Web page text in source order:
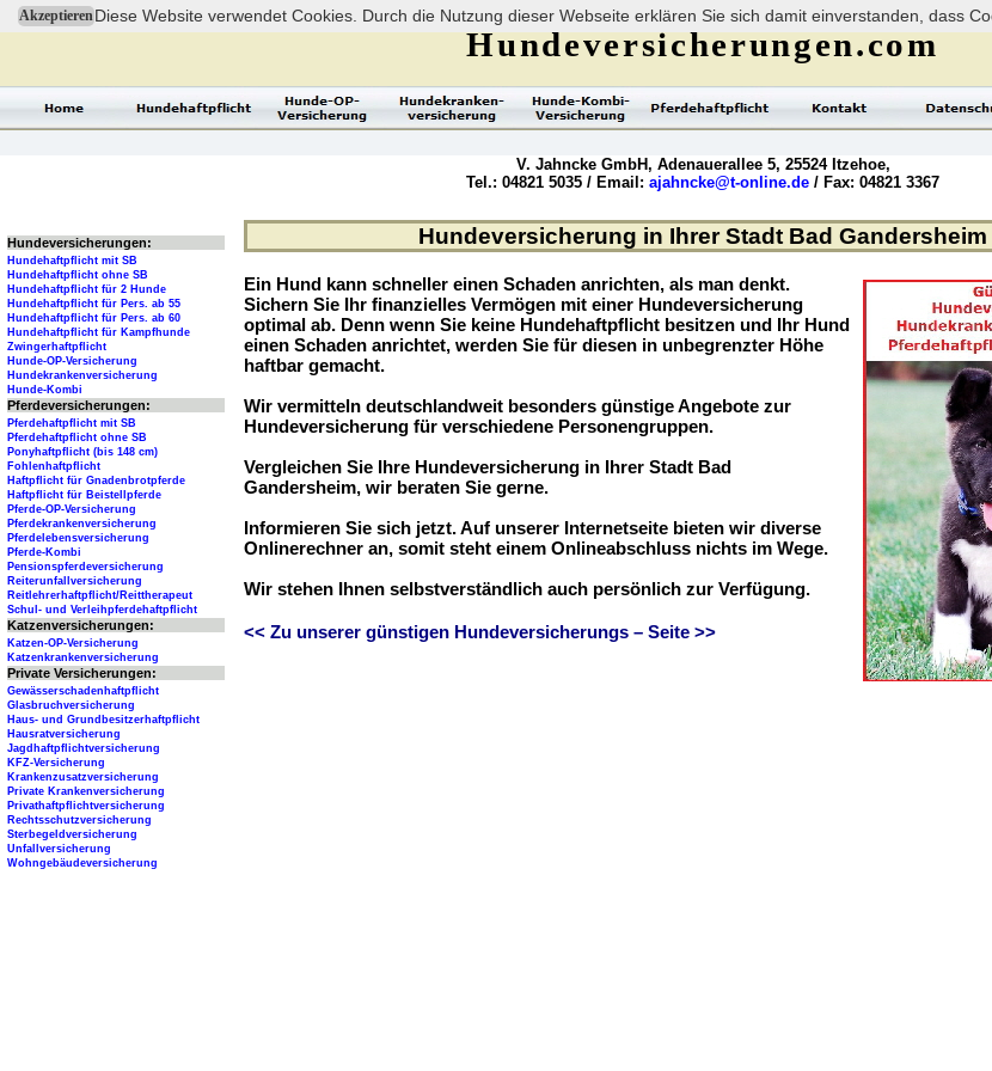
AkzeptierenDiese Website verwendet Cookies. Durch die Nutzung dieser Webseite erklären Sie sich damit einverstanden, dass
Hundeversicherung in Ihrer Stadt Bad Gandersheim
Ein Hund kann schneller einen Schaden anrichten, als man denkt.
Sichern Sie Ihr finanzielles Vermögen mit einer Hundeversicherung
optimal ab. Denn wenn Sie keine Hundehaftpflicht besitzen und Ihr Hund
einen Schaden anrichtet, werden Sie für diesen in unbegrenzter Höhe
haftbar gemacht.
Wir vermitteln deutschlandweit besonders günstige Angebote zur
Hundeversicherung für verschiedene Personengruppen.
Vergleichen Sie Ihre Hundeversicherung in Ihrer Stadt Bad
Gandersheim, wir beraten Sie gerne.
Informieren Sie sich jetzt. Auf unserer Internetseite bieten wir diverse
Onlinerechner an, somit steht einem Onlineabschluss nichts im Wege.
Wir stehen Ihnen selbstverständlich auch persönlich zur Verfügung.
<< Zu unserer günstigen Hundeversicherungs – Seite >>
Hundeversicherungen.com
V. Jahncke GmbH, Adenauerallee 5, 25524 Itzehoe,
Tel.: 04821 5035 / Email: ajahncke@t-online.de / Fax: 04821 3367
Hundeversicherungen:
Hundehaftpflicht mit SB
Hundehaftpflicht ohne SB
Hundehaftpflicht für 2 Hunde
Hundehaftpflicht für Pers. ab 55
Hundehaftpflicht für Pers. ab 60
Hundehaftpflicht für Kampfhunde
Zwingerhaftpflicht
Hunde-OP-Versicherung
Hundekrankenversicherung
Hunde-Kombi
Pferdeversicherungen:
Pferdehaftpflicht mit SB
Pferdehaftpflicht ohne SB
Ponyhaftpflicht (bis 148 cm)
Fohlenhaftpflicht
Haftpflicht für Gnadenbrotpferde
Haftpflicht für Beistellpferde
Pferde-OP-Versicherung
Pferdekrankenversicherung
Pferdelebensversicherung
Pferde-Kombi
Pensionspferdeversicherung
Reiterunfallversicherung
Reitlehrerhaftpflicht/Reittherapeut
Schul- und Verleihpferdehaftpflicht
Katzenversicherungen:
Katzen-OP-Versicherung
Katzenkrankenversicherung
Private Versicherungen:
Gewässerschadenhaftpflicht
Glasbruchversicherung
Haus- und Grundbesitzerhaftpflicht
Hausratversicherung
Jagdhaftpflichtversicherung
KFZ-Versicherung
Krankenzusatzversicherung
Private Krankenversicherung
Privathaftpflichtversicherung
Rechtsschutzversicherung
Sterbegeldversicherung
Unfallversicherung
Wohngebäudeversicherung